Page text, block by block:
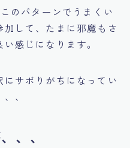
のパターンでうまくい
して、たまに邪魔もさ
感じになります。
サボりがちになってい
、
、、